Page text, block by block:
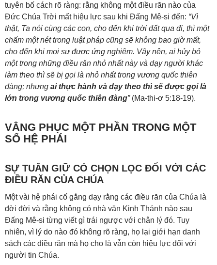
tuyên bố cách rõ ràng: rằng không một điều răn nào của
Đức Chúa Trời mất hiệu lực sau khi Đấng Mê-si đến: “Vì
thật, Ta nói cùng các con, cho đến khi trời đất qua đi, thì một
chấm một nét trong luật pháp cũng sẽ không bao giờ mất,
cho đến khi mọi sự được ứng nghiệm. Vậy nên, ai hủy bỏ
một trong những điều răn nhỏ nhất này và dạy người khác
làm theo thì sẽ bị gọi là nhỏ nhất trong vương quốc thiên
đàng; nhưng ai thực hành và dạy theo thì sẽ được gọi là
lớn trong vương quốc thiên đàng”(Ma-thi-ơ 5:18-19).
VÂNG PHỤC MỘT PHẦN TRONG MỘT
SỐ HỆ PHÁI
SỰ TUÂN GIỮ CÓ CHỌN LỌC ĐỐI VỚI CÁC
ĐIỀU RĂN CỦA CHÚA
Một vài hệ phái cố gắng dạy rằng các điều răn của Chúa là
đời đời và rằng không có nhà văn Kinh Thánh nào sau
Đấng Mê-si từng viết gì trái ngược với chân lý đó. Tuy
nhiên, vì lý do nào đó không rõ ràng, họ lại giới hạn danh
sách các điều răn mà họ cho là vẫn còn hiệu lực đối với
người tin Chúa.